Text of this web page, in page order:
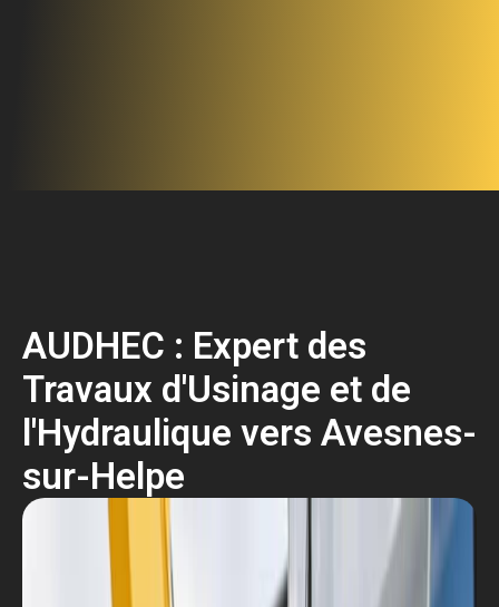
AUDHEC : Expert des
Travaux d'Usinage et de
l'Hydraulique vers Avesnes-
sur-Helpe